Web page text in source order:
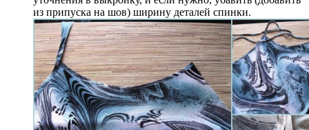
из припуска на шов) ширину деталей спинки.